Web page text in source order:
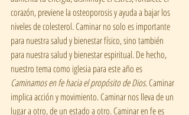
corazón, previene la osteoporosis y ayuda a bajar los
niveles de colesterol. Caminar no solo es importante
para nuestra salud y bienestar físico, sino también
para nuestra salud y bienestar espiritual. De hecho,
nuestro tema como iglesia para este año es
Caminamos en fe hacia el propósito de Dios. Caminar
implica acción y movimiento. Caminar nos lleva de un
lugar a otro, de un estado a otro. Caminar en fe es